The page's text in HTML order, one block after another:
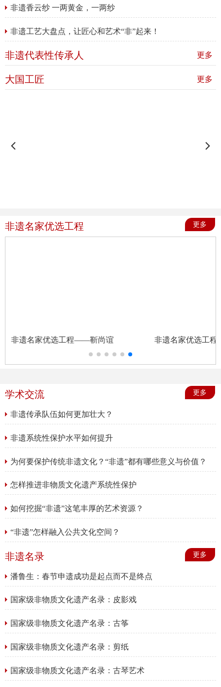
非遗香云纱 一两黄金，一两纱
非遗工艺大盘点，让匠心和艺术“非”起来！
非遗代表性传承人 更多
大国工匠 更多
非遗名家优选工程 更多
非遗名家优选工程——靳尚谊 非遗名家优选工
学术交流 更多
非遗传承队伍如何更加壮大？
非遗系统性保护水平如何提升
为何要保护传统非遗文化？“非遗”都有哪些意义与价值？
怎样推进非物质文化遗产系统性保护
如何挖掘“非遗”这笔丰厚的艺术资源？
“非遗”怎样融入公共文化空间？
非遗名录 更多
潘鲁生：春节申遗成功是起点而不是终点
国家级非物质文化遗产名录：皮影戏
国家级非物质文化遗产名录：古筝
国家级非物质文化遗产名录：剪纸
国家级非物质文化遗产名录：古琴艺术